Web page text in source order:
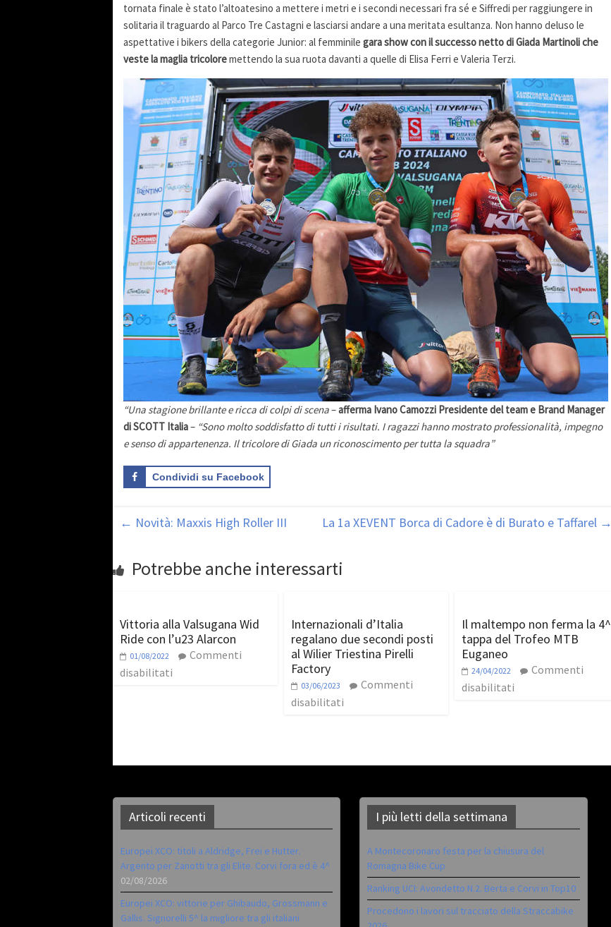
tornata finale è stato l’altoatesino a mettere i metri e i secondi necessari fra sé e Siffredi per raggiungere in
solitaria il traguardo al Parco Tre Castagni e lasciarsi andare a una meritata esultanza. Non hanno deluso le
aspettative i bikers della categorie Junior: al femminile gara show con il successo netto di Giada Martinoli che
veste la maglia tricoloremettendo la sua ruota davanti a quelle di Elisa Ferri e Valeria Terzi.
“Una stagione brillante e ricca di colpi di scena–afferma Ivano Camozzi Presidente del team e Brand Manager
di SCOTT Italia– “Sono molto soddisfatto di tutti i risultati. I ragazzi hanno mostrato professionalità, impegno
e senso di appartenenza. Il tricolore di Giada un riconoscimento per tutta la squadra”
Condividi su Facebook
← Novità: Maxxis High Roller III La 1a XEVENT Borca di Cadore è di Burato e Taffarel →
Potrebbe anche interessarti
Vittoria alla Valsugana Wid
Ride con l’u23 Alarcon
01/08/2022
Commenti
disabilitati
Internazionali d’Italia
regalano due secondi posti
al Wilier Triestina Pirelli
Factory
03/06/2023
Commenti
disabilitati
Il maltempo non ferma la 4^
tappa del Trofeo MTB
Euganeo
24/04/2022
Commenti
disabilitati
Articoli recenti
Europei XCO: titoli a Aldridge, Frei e Hutter.
Argento per Zanotti tra gli Elite. Corvi fora ed è 4^
02/08/2026
Europei XCO: vittorie per Ghibaudo, Grossmann e
Gallis. Signorelli 5^ la migliore tra gli italiani
I più letti della settimana
A Montecoronaro festa per la chiusura del
Romagna Bike Cup
Ranking UCI: Avondetto N.2. Berta e Corvi in Top10
Procedono i lavori sul tracciato della Straccabike